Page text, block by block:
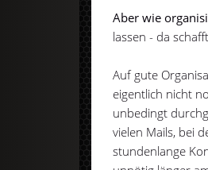
Aber wie
lassen - da
Auf gute
eigentlich nicht
unbedingt
vielen Mails, bei
stundenlange